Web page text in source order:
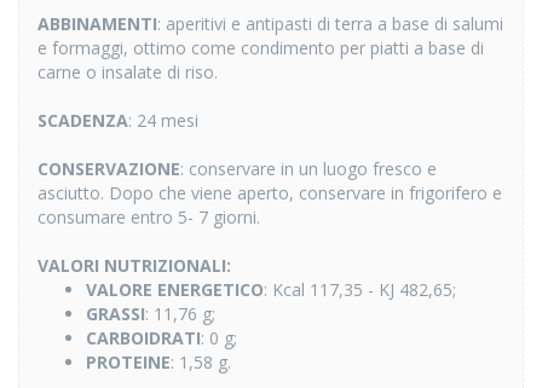
ABBINAMENTI: aperitivi e antipasti di terra a base di salumi
e formaggi, ottimo come condimento per piatti a base di
carne o insalate di riso.
SCADENZA: 24 mesi
CONSERVAZIONE: conservare in un luogo fresco e
asciutto. Dopo che viene aperto, conservare in frigorifero e
consumare entro 5- 7 giorni.
VALORI NUTRIZIONALI:
VALORE ENERGETICO: Kcal 117,35 - KJ 482,65;
GRASSI: 11,76 g;
CARBOIDRATI: 0 g;
PROTEINE: 1,58 g.